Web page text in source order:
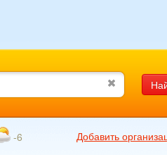
-6
Добавить